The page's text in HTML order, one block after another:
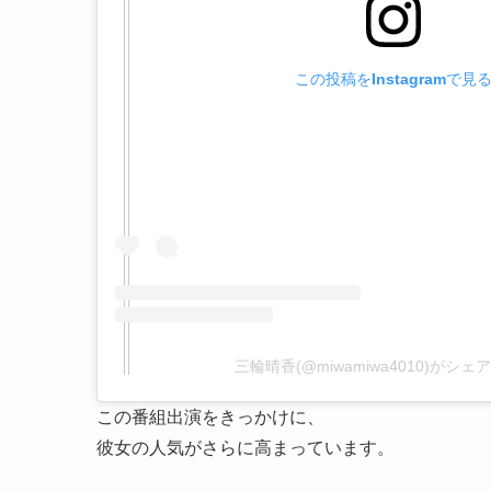
この投稿をInstagramで見る
三輪晴香(@miwamiwa4010)がシェ
この番組出演をきっかけに、
彼女の人気がさらに高まっています。